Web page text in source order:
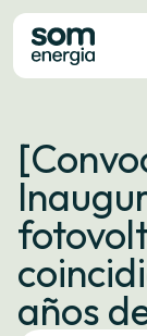
Tarifas
Servizos
La
Contacto
Trámites
años